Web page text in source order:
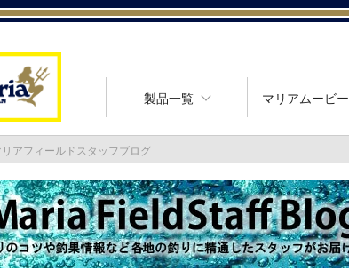
製品一覧 マリアムービー
リアフィールドスタッフブログ